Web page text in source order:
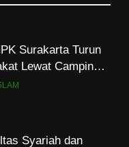
Surakarta Turun
Lewat Camping
Syariah dan